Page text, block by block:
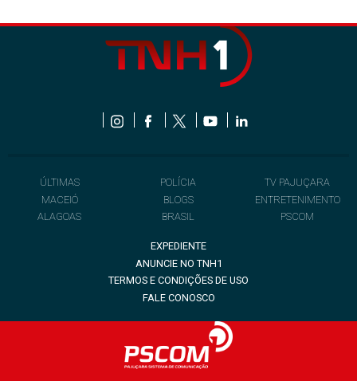
ÚLTIMAS
MACEIÓ
ALAGOAS
POLÍCIA
BLOGS
BRASIL
TV PAJUÇARA
ENTRETENIMENTO
PSCOM
EXPEDIENTE
ANUNCIE NO TNH1
TERMOS E CONDIÇÕES DE USO
FALE CONOSCO